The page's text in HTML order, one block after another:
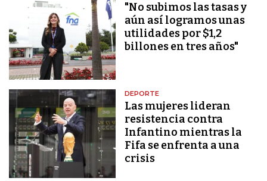
"No subimos las tasas y
aún así logramos unas
utilidades por $1,2
billones en tres años"
DEPORTE
Las mujeres lideran
resistencia contra
Infantino mientras la
Fifa se enfrenta a una
crisis